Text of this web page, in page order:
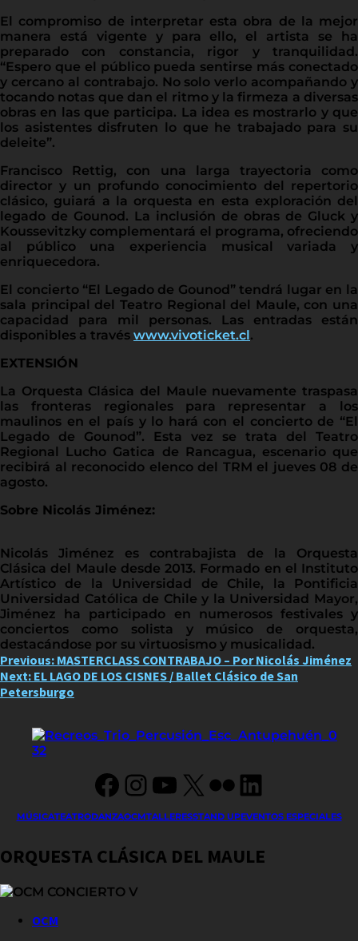
El compromiso de interpretar esta obra de la mejor
manera está vigente y para ello, el artista se ha
preparado con constancia, rigor y tranquilidad.
“Espero que el público pueda sentirse más conectado
y cercano al contrabajo. No solo verlo acompañando y
tocando notas que dan el ritmo y la firmeza a diversas
obras en las que participa. La idea es mostrarlo y que
los asistentes disfruten lo que he trabajado para su
deleite”.
Francisco Rettig, con una larga trayectoria como
director y un profundo conocimiento del repertorio
clásico, guiará a la orquesta en esta exploración del
legado de Gounod. La inclusión de obras de Gluck y
Koussevitzky complementará el programa, ofreciendo
al público una experiencia musical variada y
enriquecedora.
El concierto “El Legado de Gounod” tendrá lugar en la
sala principal del Teatro Regional del Maule, con una
capacidad para mil personas. Las entradas están
disponibles a través www.vivoticket.cl.
EXTENSIÓN
La Orquesta Clásica del Maule nuevamente traspasa
las fronteras regionales para representar a los
maulinos en el país y lo hará con el concierto de “El
Legado de Gounod”. Esta vez se trata del Teatro
Regional Lucho Gatica de Rancagua, escenario que
recibirá al reconocido elenco del TRM el jueves 08 de
agosto.
Sobre Nicolás Jiménez:
Nicolás Jiménez es contrabajista de la Orquesta
Clásica del Maule desde 2013. Formado en el Instituto
Artístico de la Universidad de Chile, la Pontificia
Universidad Católica de Chile y la Universidad Mayor,
Jiménez ha participado en numerosos festivales y
conciertos como solista y músico de orquesta,
destacándose por su virtuosismo y musicalidad.
Post
navigation
Previous: MASTERCLASS CONTRABAJO – Por Nicolás Jiménez
Next: EL LAGO DE LOS CISNES / Ballet Clásico de San
Petersburgo
Facebook
Instagram
YouTube
X FlickrLinkedIn
MÚSICATEATRODANZAOCMTALLERESSTAND UPEVENTOS ESPECIALES
ORQUESTA CLÁSICA DEL MAULE
OCM